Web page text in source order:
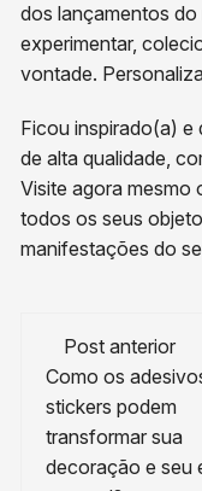
dos lançamentos
experimentar,
vontade.
Ficou inspirado(a)
de alta qualidade,
Visite agora mesmo
todos os seus
manifestações do
de
post
Post anterior
Como os
stickers podem
transformar sua
decoração e seu